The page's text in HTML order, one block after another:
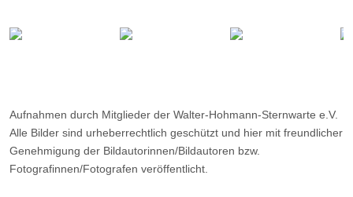
Aufnahmen durch Mitglieder der Walter-Hohmann-Sternwarte e.V.
Alle Bilder sind urheberrechtlich geschützt und hier mit freundlicher
Genehmigung der Bildautorinnen/Bildautoren bzw.
Fotografinnen/Fotografen veröffentlicht.